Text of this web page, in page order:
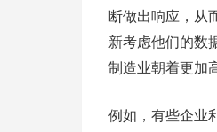
断做出响应，从
新考虑他们的数
制造业朝着更加
例如，有些企业